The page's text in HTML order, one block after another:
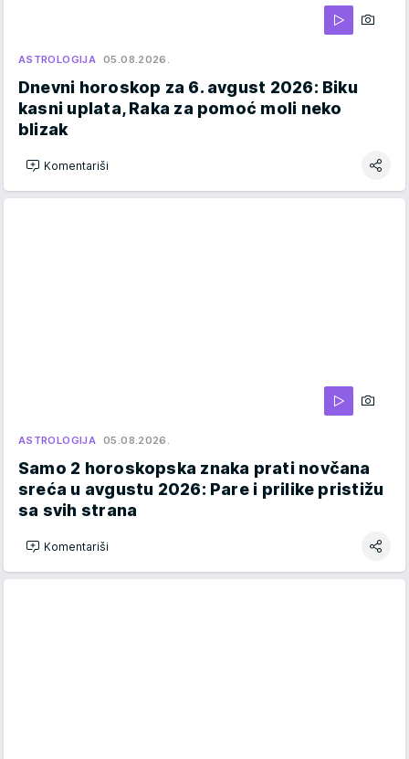
ASTROLOGIJA 05.08.2026.
Dnevni horoskop za 6. avgust 2026: Biku
kasni uplata, Raka za pomoć moli neko
blizak
Komentariši
ASTROLOGIJA 05.08.2026.
Samo 2 horoskopska znaka prati novčana
sreća u avgustu 2026: Pare i prilike pristižu
sa svih strana
Komentariši